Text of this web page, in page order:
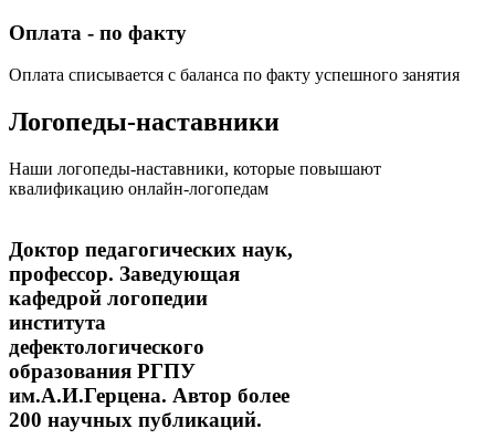
Оплата - по факту
Оплата списывается с баланса по факту успешного занятия
Логопеды-наставники
Наши логопеды-наставники, которые повышают
квалификацию онлайн-логопедам
Доктор педагогических наук,
профессор. Заведующая
кафедрой логопедии
института
дефектологического
образования РГПУ
им.А.И.Герцена. Автор более
200 научных публикаций.